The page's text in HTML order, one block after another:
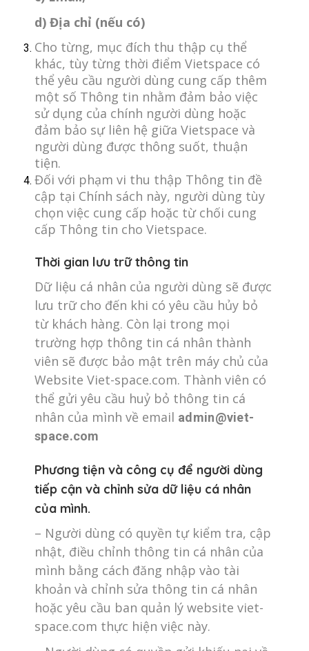
d) Địa chỉ (nếu có)
Cho từng, mục đích thu thập cụ thể
khác, tùy từng thời điểm Vietspace có
thể yêu cầu người dùng cung cấp thêm
một số Thông tin nhằm đảm bảo việc
sử dụng của chính người dùng hoặc
đảm bảo sự liên hệ giữa Vietspace và
người dùng được thông suốt, thuận
tiện.
Đối với phạm vi thu thập Thông tin đề
cập tại Chính sách này, người dùng tùy
chọn việc cung cấp hoặc từ chối cung
cấp Thông tin cho Vietspace.
Thời gian lưu trữ thông tin
Dữ liệu cá nhân của người dùng sẽ được
lưu trữ cho đến khi có yêu cầu hủy bỏ
từ khách hàng. Còn lại trong mọi
trường hợp thông tin cá nhân thành
viên sẽ được bảo mật trên máy chủ của
Website Viet-space.com. Thành viên có
thể gửi yêu cầu huỷ bỏ thông tin cá
nhân của mình về email admin@viet-
space.com
Phương tiện và công cụ để người dùng
tiếp cận và chỉnh sửa dữ liệu cá nhân
của mình.
– Người dùng có quyền tự kiểm tra, cập
nhật, điều chỉnh thông tin cá nhân của
mình bằng cách đăng nhập vào tài
khoản và chỉnh sửa thông tin cá nhân
hoặc yêu cầu ban quản lý website viet-
space.com thực hiện việc này.